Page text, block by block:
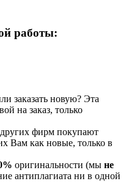
работы:
заказать новую? Эта
на заказ, только
фирм покупают
Вам как новые, только в
оригинальности (мы не
антиплагиата ни в одной